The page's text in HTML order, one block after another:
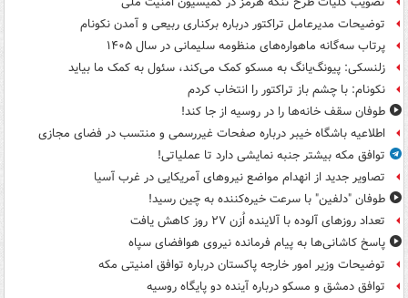
توضیحات مدیرعامل تراکتور درباره برکناری ربیعی و آمدن نکونام
پرتاب سه‌گانه ماهواره‌های منظومه سلیمانی در سال ۱۴۰۵
زلنسکی: پیونگ‌یانگ به مسکو کمک می‌کند، سئول به کمک ما بیاید
نکونام: با چشم باز تراکتور را انتخاب کردم
طوفان سقف خانه‌ها را در روسیه از جا ‌کند!
اطلاعیه باشگاه خیبر درباره صفحات غیررسمی و منتسب در فضای مجازی
توافق مکه بیشتر جنبه نمایشی دارد تا عملیاتی!
تصاویر جدید از انهدام مواضع نیروهای آمریکایی در غرب آسیا
طوفان "دلفین" با سرعت خیره‌کننده به چین رسید!
تعداد روزهای آلوده با آلاینده اُزن ۲۷ روز کاهش یافت
پاسخ کاشانی‌ها به پیام فرمانده نیروی هوافضای سپاه
توضیحات وزیر امور خارجه پاکستان درباره توافق امنیتی مکه
توافق دمشق و مسکو درباره آینده دو پایگاه روسیه